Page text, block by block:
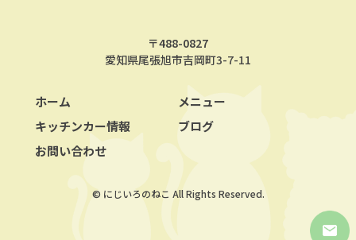
〒488-0827
愛知県尾張旭市吉岡町3-7-11
ホーム
メニュー
キッチンカー情報
ブログ
お問い合わせ
© にじいろのねこ All Rights Reserved.